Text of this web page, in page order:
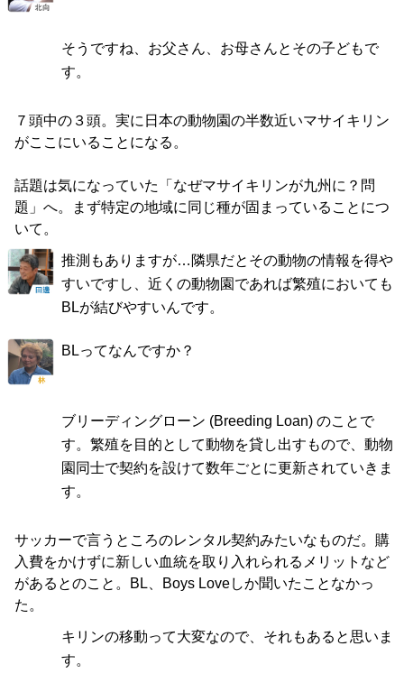
そうですね、お父さん、お母さんとその子どもで
す。
７頭中の３頭。実に日本の動物園の半数近いマサイキリン
がここにいることになる。
話題は気になっていた「なぜマサイキリンが九州に？問
題」へ。まず特定の地域に同じ種が固まっていることにつ
いて。
推測もありますが…隣県だとその動物の情報を得や
すいですし、近くの動物園であれば繁殖においても
BLが結びやすいんです。
BLってなんですか？
ブリーディングローン (Breeding Loan) のことで
す。繁殖を目的として動物を貸し出すもので、動物
園同士で契約を設けて数年ごとに更新されていきま
す。
サッカーで言うところのレンタル契約みたいなものだ。購
入費をかけずに新しい血統を取り入れられるメリットなど
があるとのこと。BL、Boys Loveしか聞いたことなかっ
た。
キリンの移動って大変なので、それもあると思いま
す。